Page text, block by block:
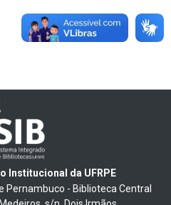
Institucional da UFRPE
Pernambuco - Biblioteca Central